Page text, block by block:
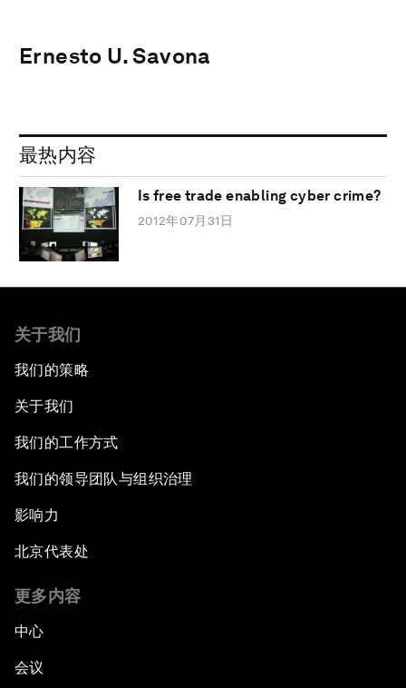
Ernesto U. Savona
最热内容
Is free trade enabling cyber crime?
2012年07月31日
关于我们
我们的策略
关于我们
我们的工作方式
我们的领导团队与组织治理
影响力
北京代表处
更多内容
中心
会议